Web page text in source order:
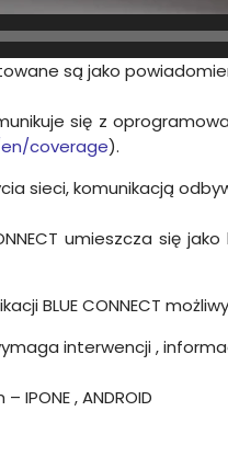
są jako
się z
coverage).
sieci, komunikacją
umieszcza
BLUE CONNECT
interwencji ,
IPONE , ANDROID